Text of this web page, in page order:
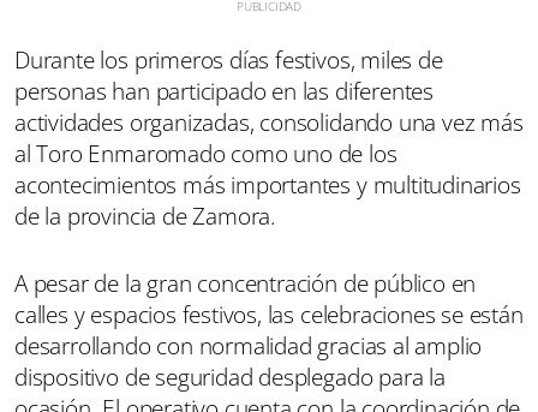
Durante los primeros días festivos, miles de
personas han participado en las diferentes
actividades organizadas, consolidando una vez más
al Toro Enmaromado como uno de los
acontecimientos más importantes y multitudinarios
de la provincia de Zamora.
A pesar de la gran concentración de público en
calles y espacios festivos, las celebraciones se están
desarrollando con normalidad gracias al amplio
dispositivo de seguridad desplegado para la